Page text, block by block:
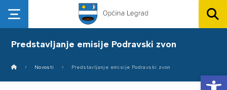
Predstavljanje emisije Podravski zvon
Novosti Predstavljanje emisije Podravski zvon